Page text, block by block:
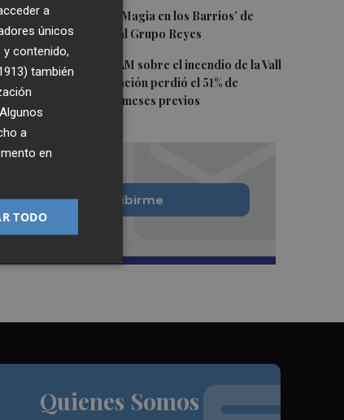
4Los talleres de ‘Magia en los Barrios’ de
Castelló llegan al Grupo Reyes
5 Informe del CEAM sobre el incendio de la Vall
d'Uixó: la vegetación perdió el 51% de
humedad en los meses previos
Quiero suscribirme
Quienes Somos
a
únicos
contenido,
también
a
en
TODO